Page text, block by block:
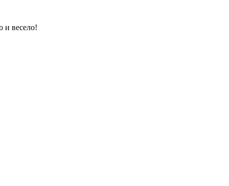
и весело!